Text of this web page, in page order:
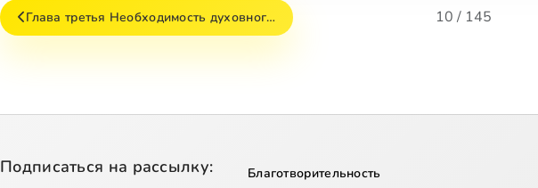
Глава третья Необходимость духовног… 10 / 145
Подписаться на рассылку: Благотворительность